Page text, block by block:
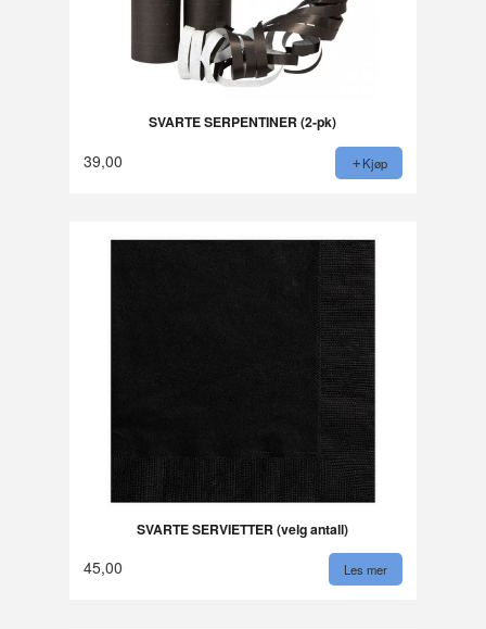
SVARTE SERPENTINER (2-pk)
39,00 Kjøp
SVARTE SERVIETTER (velg antall)
45,00 Les mer